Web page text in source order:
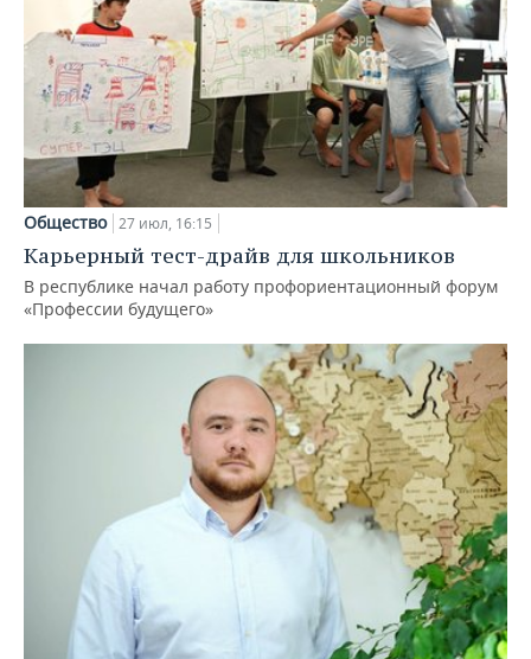
Общество 27 июл, 16:15
Карьерный тест-драйв для школьников
В республике начал работу профориентационный форум
«Профессии будущего»